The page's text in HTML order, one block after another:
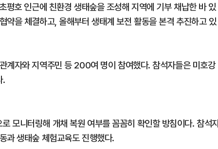
호 인근에 친환경 생태숲을 조성해 지역에 기부 채납한 바 있
약을 체결하고, 올해부터 생태계 보전 활동을 본격 추진하고 있
계자와 지역주민 등 200여 명이 참여했다. 참석자들은 미호강
.
모니터링해 개채 복원 여부를 꼼꼼히 확인할 방침이다. 참석
과 생태숲 체험교육도 진행했다.